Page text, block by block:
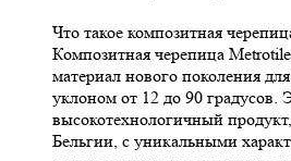
Что такое композитная
Композитная черепица
материал нового поколения
уклоном от 12 до 90 градусов.
высокотехнологичный
Бельгии, с уникальными